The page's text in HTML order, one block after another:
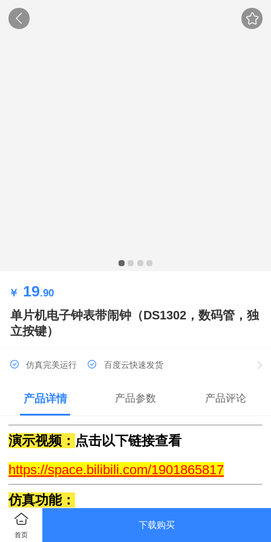
￥ 19.90
单片机电子钟表带闹钟（DS1302，数码管，独
立按键）
仿真完美运行 百度云快速发货
产品详情 产品参数 产品评论
演示视频： 点击以下链接查看
https://space.bilibili.com/1901865817
仿真功能：
//
首页
下载购买